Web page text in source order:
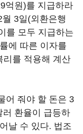
억원)를 지급하라
3일(외환은행
를 모두 지급하는
에 따른 이자를
리를 적용해 계산
어 줘야 할 돈은 3
환율이 급등하
날 수 있다. 법조